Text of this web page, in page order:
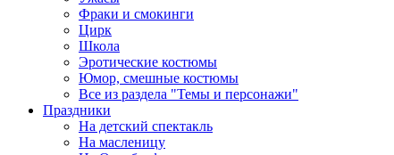
Фраки и смокинги
Цирк
Школа
Эротические костюмы
Юмор, смешные костюмы
Все из раздела "Темы и персонажи"
Праздники
На детский спектакль
На масленицу